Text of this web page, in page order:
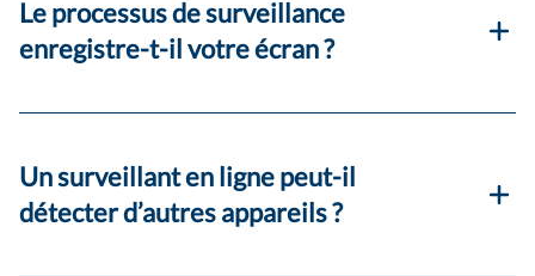
Le processus de surveillance
enregistre-t-il votre écran ?
Un surveillant en ligne peut-il
détecter d’autres appareils ?